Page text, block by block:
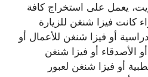
يعمل على استخراج كافة
كانت فيزا شنغن للزيارة
أو فيزا شنغن للأعمال أو
الأصدقاء أو فيزا شنغن
أو فيزا شنغن لعبور